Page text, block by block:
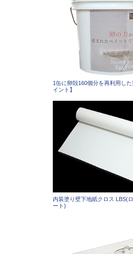
1缶に卵殻160個分を再利用し
イント】
内装塗り壁下地紙クロス LBS(
ート)